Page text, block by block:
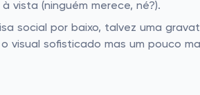
vista (ninguém merece, né?).
social por baixo, talvez uma
sofisticado mas um pouco